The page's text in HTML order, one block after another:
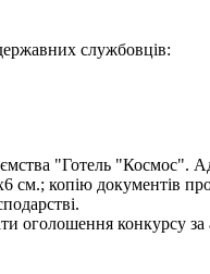
службовців:
"Готель "Космос".
см.; копію документів
оголошення конкурсу